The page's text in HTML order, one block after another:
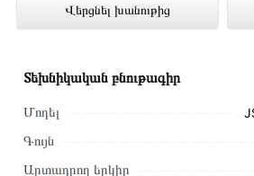
Վերցնել խանութից
Technomix առցանց
Տեխնիկական բնութագիր
Մոդել
Գույն
Արտադրող երկիր